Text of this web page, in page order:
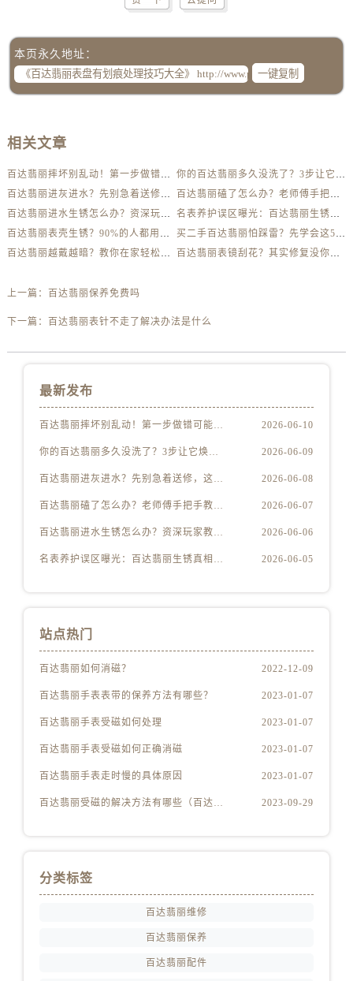
本页永久地址：
一键复制
相关文章
百达翡丽摔坏别乱动！第一步做错可能报废
你的百达翡丽多久没洗了？3步让它焕然一新
百达翡丽进灰进水？先别急着送修，这样做更安全
百达翡丽磕了怎么办？老师傅手把手教你修复技巧
百达翡丽进水生锈怎么办？资深玩家教你自救方法
名表养护误区曝光：百达翡丽生锈真相揭秘
百达翡丽表壳生锈？90%的人都用错了清洁方法
买二手百达翡丽怕踩雷？先学会这5个防伪要点
百达翡丽越戴越暗？教你在家轻松恢复出厂光泽
百达翡丽表镜刮花？其实修复没你想得那么贵
上一篇： 百达翡丽保养免费吗
下一篇： 百达翡丽表针不走了解决办法是什么
最新发布
百达翡丽摔坏别乱动！第一步做错可能报废 2026-06-10
你的百达翡丽多久没洗了？3步让它焕然一新 2026-06-09
百达翡丽进灰进水？先别急着送修，这样做更安全 2026-06-08
百达翡丽磕了怎么办？老师傅手把手教你修复技巧 2026-06-07
百达翡丽进水生锈怎么办？资深玩家教你自救方法 2026-06-06
名表养护误区曝光：百达翡丽生锈真相揭秘 2026-06-05
站点热门
百达翡丽如何消磁？ 2022-12-09
百达翡丽手表表带的保养方法有哪些？ 2023-01-07
百达翡丽手表受磁如何处理 2023-01-07
百达翡丽手表受磁如何正确消磁 2023-01-07
百达翡丽手表走时慢的具体原因 2023-01-07
百达翡丽受磁的解决方法有哪些（百达翡丽受磁解决方法是什么） 2023-09-29
分类标签
百达翡丽维修
百达翡丽保养
百达翡丽配件